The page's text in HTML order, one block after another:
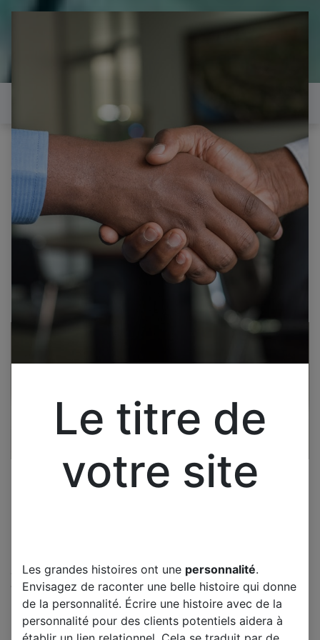
il est temps de
réparer...Electronique 66 est
heureux de vous aider
Tous les produits
WHIRPOOL IXELIUM FOUR CARTE ELECTRONIQUE
PROGRAMATEUR AKZM 6692/IXL IC 752566929110
WHIRLPOOL ARISTON HOTPOINT BAUKNECHT IKEA
Cliquez pour ouvrir la vue développée.
WHIRPOOL IXELIUM FOUR
CARTE ELECTRONIQUE
Le titre de
votre site
Les grandes histoires ont une personnalité.
Envisagez de raconter une belle histoire qui donne
de la personnalité. Écrire une histoire avec de la
personnalité pour des clients potentiels aidera à